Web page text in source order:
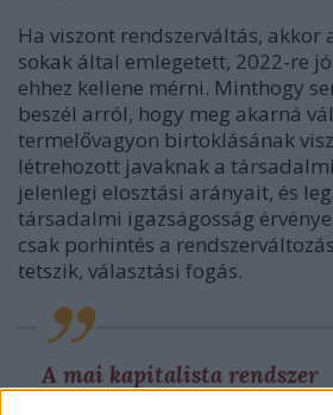
Ha viszont rendszerváltás, akkor
sokak által emlegetett, 2022-re
ehhez kellene mérni. Minthogy
beszél arról, hogy meg akarná
termelővagyon birtoklásának
létrehozott javaknak a
jelenlegi elosztási arányait, és
társadalmi igazságosság
csak porhintés a
tetszik, választási fogás.
A mai kapitalista rendszer